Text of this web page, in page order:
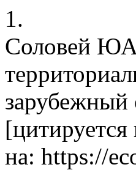
1.
Соловей
на: https://